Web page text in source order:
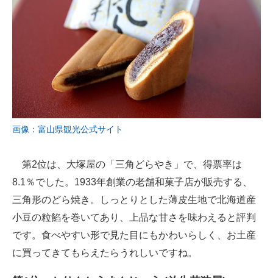
画像：富山県観光公式サイト
第2位は、大塚屋の「三角どらやき」で、得票率は
8.1％でした。1933年創業の老舗和菓子店が販売する、
三角形のどら焼き。しっとりとした薄皮生地で北海道産
小豆の粒餡を巻いてあり、上品な甘さを味わえると評判
です。食べやすい形で見た目にもかわいらしく、お土産
に買ってきてもらえたらうれしいですね。